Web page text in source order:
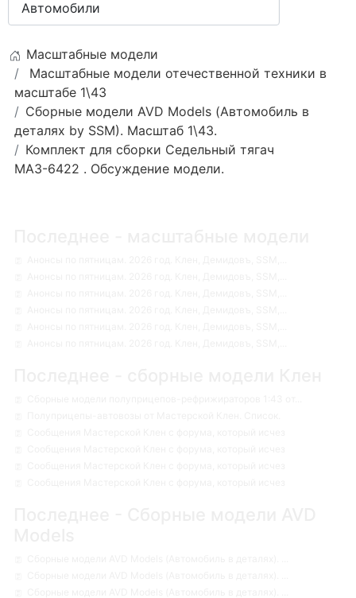
Масштабные модели
Масштабные модели отечественной техники в
масштабе 1\43
Сборные модели AVD Models (Автомобиль в
деталях by SSM). Масштаб 1\43.
Комплект для сборки Седельный тягач
МАЗ-6422 . Обсуждение модели.